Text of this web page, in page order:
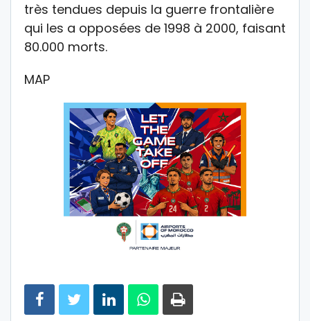
très tendues depuis la guerre frontalière
qui les a opposées de 1998 à 2000, faisant
80.000 morts.
MAP